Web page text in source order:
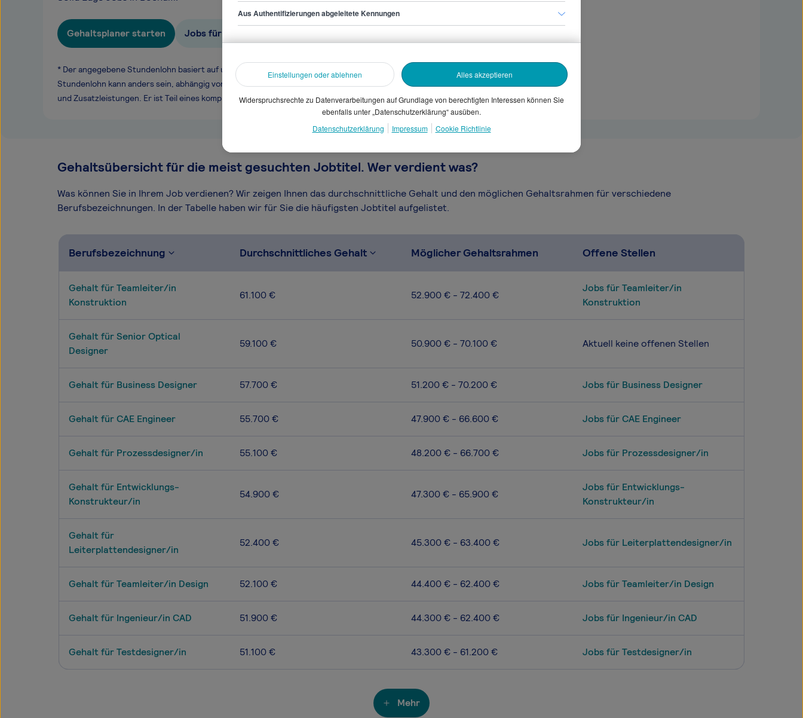
Gehaltsplaner starten Jobs für Konstrukteur/in Solid Edge
* Der angegebene Stundenlohn basiert auf unseren gesammelten Daten. Dein
Stundenlohn kann anders sein, abhängig von Überstunden, Branche, Selbstständigkeit
und Zusatzleistungen. Er ist Teil eines komplexen Vergütungssystems.
Gehaltsübersicht für die meist gesuchten Jobtitel. Wer verdient was?
Was können Sie in Ihrem Job verdienen? Wir zeigen Ihnen das durchschnittliche Gehalt und den möglichen Gehaltsrahmen für verschiedene
Berufsbezeichnungen. In der Tabelle haben wir für Sie die häufigsten Jobtitel aufgelistet.
Berufsbezeichnung Durchschnittliches Gehalt Möglicher Gehaltsrahmen Offene Stellen
Gehalt für Teamleiter/in
Konstruktion
61.100 € 52.900 € - 72.400 €
Jobs für Teamleiter/in
Konstruktion
Gehalt für Senior Optical
Designer
59.100 € 50.900 € - 70.100 € Aktuell keine offenen Stellen
Gehalt für Business Designer 57.700 € 51.200 € - 70.200 € Jobs für Business Designer
Gehalt für CAE Engineer 55.700 € 47.900 € - 66.600 € Jobs für CAE Engineer
Gehalt für Prozessdesigner/in 55.100 € 48.200 € - 66.700 € Jobs für Prozessdesigner/in
Gehalt für Entwicklungs-
Konstrukteur/in
54.900 € 47.300 € - 65.900 €
Jobs für Entwicklungs-
Konstrukteur/in
Gehalt für
Leiterplattendesigner/in
52.400 € 45.300 € - 63.400 € Jobs für Leiterplattendesigner/in
Gehalt für Teamleiter/in Design 52.100 € 44.400 € - 62.400 € Jobs für Teamleiter/in Design
Gehalt für Ingenieur/in CAD 51.900 € 44.300 € - 62.400 € Jobs für Ingenieur/in CAD
Gehalt für Testdesigner/in 51.100 € 43.300 € - 61.200 € Jobs für Testdesigner/in
Mehr
Aus Authentifizierungen abgeleitete Kennungen
Einstellungen oder ablehnen Alles akzeptieren
Widerspruchsrechte zu Datenverarbeitungen auf Grundlage von berechtigten Interessen können Sie
ebenfalls unter „Datenschutzerklärung“ ausüben.
Datenschutzerklärung
Impressum Cookie Richtlinie